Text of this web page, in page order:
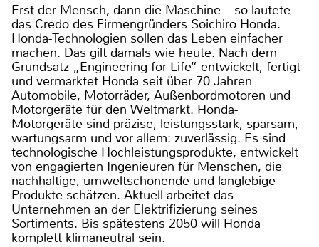
Erst der Mensch, dann die Maschine – so lautete
das Credo des Firmengründers Soichiro Honda.
Honda-Technologien sollen das Leben einfacher
machen. Das gilt damals wie heute. Nach dem
Grundsatz „Engineering for Life“ entwickelt, fertigt
und vermarktet Honda seit über 70 Jahren
Automobile, Motorräder, Außenbordmotoren und
Motorgeräte für den Weltmarkt. Honda-
Motorgeräte sind präzise, leistungsstark, sparsam,
wartungsarm und vor allem: zuverlässig. Es sind
technologische Hochleistungsprodukte, entwickelt
von engagierten Ingenieuren für Menschen, die
nachhaltige, umweltschonende und langlebige
Produkte schätzen. Aktuell arbeitet das
Unternehmen an der Elektrifizierung seines
Sortiments. Bis spätestens 2050 will Honda
komplett klimaneutral sein.